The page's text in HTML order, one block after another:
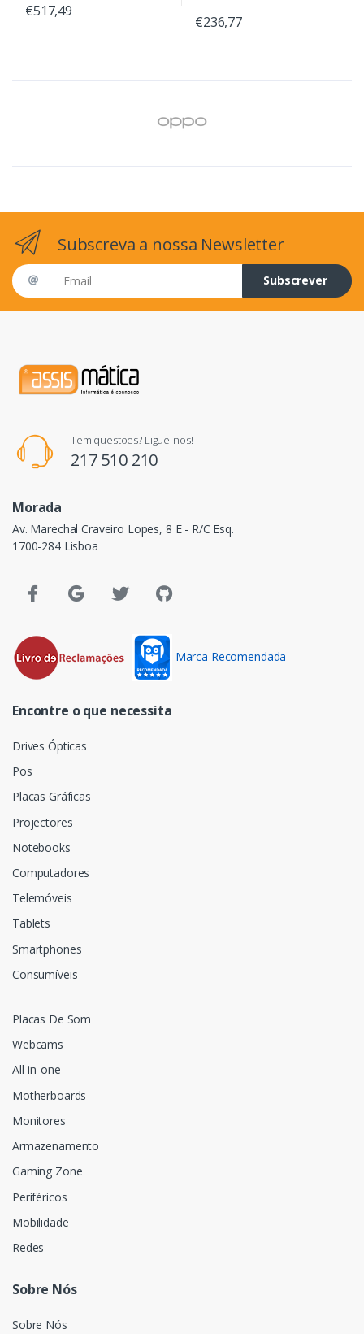
€517,49
€236,77
Subscreva a nossa Newsletter
Email address
Subscrever
Tem questões? Ligue-nos!
217 510 210
Morada
Av. Marechal Craveiro Lopes, 8 E - R/C Esq.
1700-284 Lisboa
Marca Recomendada
Encontre o que necessita
Drives Ópticas
Pos
Placas Gráficas
Projectores
Notebooks
Computadores
Telemóveis
Tablets
Smartphones
Consumíveis
Placas De Som
Webcams
All-in-one
Motherboards
Monitores
Armazenamento
Gaming Zone
Periféricos
Mobilidade
Redes
Sobre Nós
Sobre Nós